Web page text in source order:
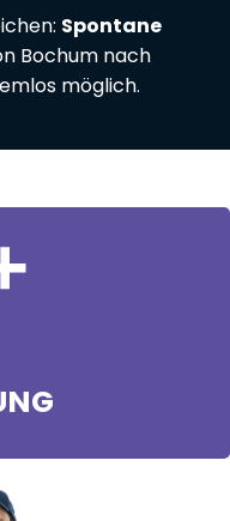
Spontane
Bochum nach
möglich.